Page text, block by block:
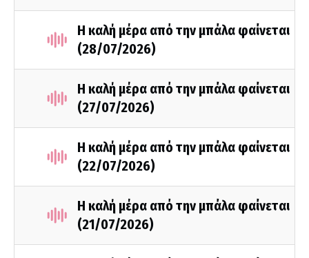
Η καλή μέρα από την μπάλα φαίνεται
(28/07/2026)
Η καλή μέρα από την μπάλα φαίνεται
(27/07/2026)
Η καλή μέρα από την μπάλα φαίνεται
(22/07/2026)
Η καλή μέρα από την μπάλα φαίνεται
(21/07/2026)